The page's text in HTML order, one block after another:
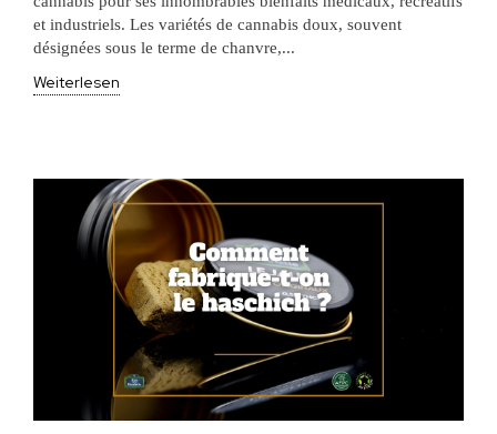
et industriels. Les variétés de cannabis doux, souvent
désignées sous le terme de chanvre,...
Weiterlesen